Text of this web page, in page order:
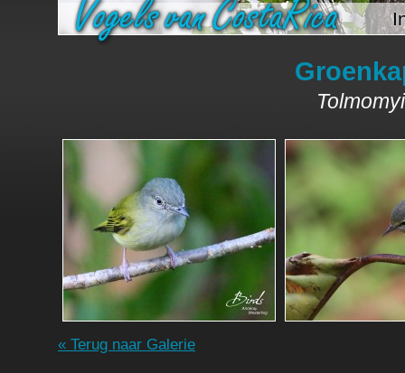
« Terug naar Galerie